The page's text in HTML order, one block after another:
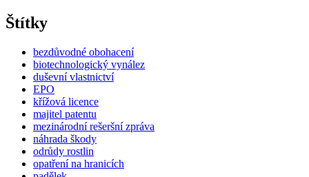
Štítky
bezdůvodné obohacení
biotechnologický vynález
duševní vlastnictví
EPO
křížová licence
majitel patentu
mezinárodní rešeršní zpráva
náhrada škody
odrůdy rostlin
opatření na hranicích